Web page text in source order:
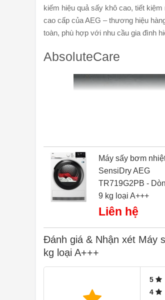
kiếm hiệu quả sấy khô cao, tiết
cao cấp của AEG – thương hiệu
toàn, phù hợp với nhu cầu gia đình
AbsoluteCare
Máy sấy bơm
SensiDry AEG
TR719G2PB -
9 kg loại A+++
Liên hệ
Đánh giá & Nhận xét Máy
kg loại A+++
5
4